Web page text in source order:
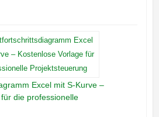
Excel mit S-Kurve –
die professionelle